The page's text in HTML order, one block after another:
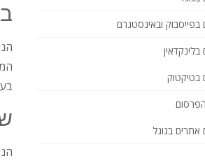
בפייסבוק ובאינסטגרם
בטיקטוק
אתרים בגוגל